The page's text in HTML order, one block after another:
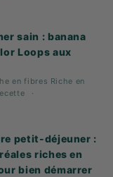
sain : banana
Loops aux
en fibres Riche en
petit-déjeuner :
riches en
bien démarrer